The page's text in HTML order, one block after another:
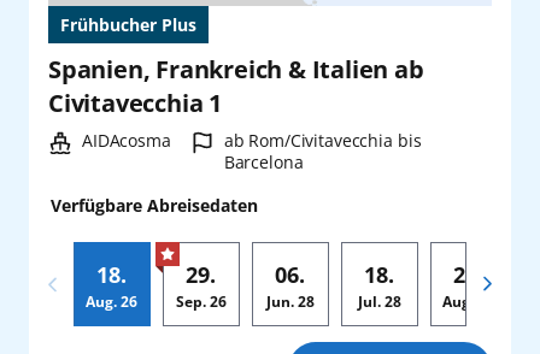
Frühbucher Plus
Spanien, Frankreich & Italien ab
Civitavecchia 1
Schiff:
AIDAcosma Hafen:
ab Rom/Civitavecchia bis
Barcelona
Verfügbare Abreisedaten
18.
Aug. 26
29.
Sep.26
06.
Jun.28
18.
Jul.28
29.
Aug.